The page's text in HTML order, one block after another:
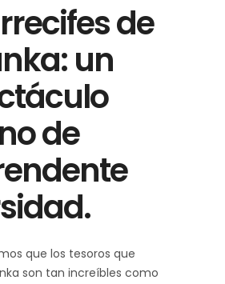
de
un
de
que los tesoros que
son tan increíbles como